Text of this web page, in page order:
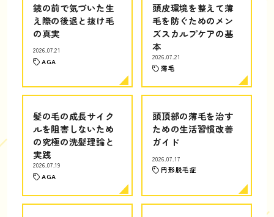
鏡の前で気づいた生
え際の後退と抜け毛
の真実
2026.07.21
AGA
頭皮環境を整えて薄
毛を防ぐためのメン
ズスカルプケアの基
本
2026.07.21
薄毛
髪の毛の成長サイク
ルを阻害しないため
の究極の洗髪理論と
実践
2026.07.19
AGA
頭頂部の薄毛を治す
ための生活習慣改善
ガイド
2026.07.17
円形脱毛症